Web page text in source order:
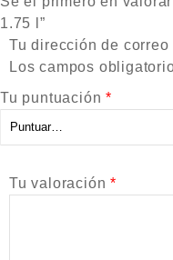
1.75 l”
Tu dirección de
Los campos
Tu puntuación*
Tu valoración*